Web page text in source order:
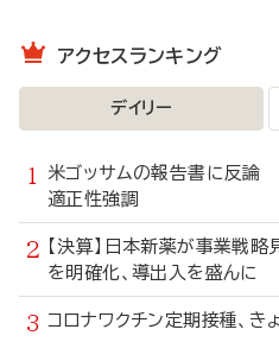
アクセスランキング
デイリー
米ゴッサムの報告書に反論
適正性強調
【決算】日本新薬が事業
を明確化、導出入を盛んに
コロナワクチン定期接種